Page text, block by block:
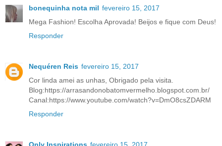
bonequinha nota mil fevereiro 15, 2017
Mega Fashion! Escolha Aprovada! Beijos e fique com Deus!
Responder
Nequéren Reis fevereiro 15, 2017
Cor linda amei as unhas, Obrigado pela visita.
Blog:https://arrasandonobatomvermelho.blogspot.com.br/
Canal:https://www.youtube.com/watch?v=DmO8csZDARM
Responder